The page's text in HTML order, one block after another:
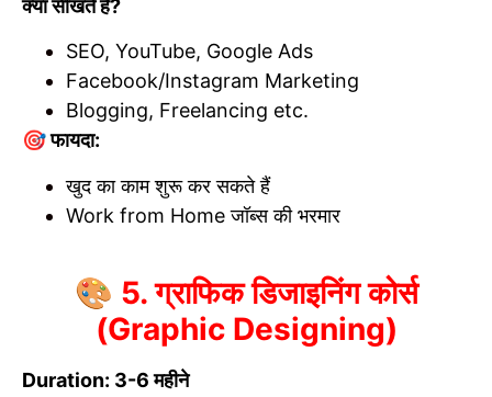
क्या सीखते हैं?
SEO, YouTube, Google Ads
Facebook/Instagram Marketing
Blogging, Freelancing etc.
🎯 फायदा:
खुद का काम शुरू कर सकते हैं
Work from Home जॉब्स की भरमार
🎨 5. ग्राफिक डिजाइनिंग कोर्स
(Graphic Designing)
Duration: 3-6 महीने